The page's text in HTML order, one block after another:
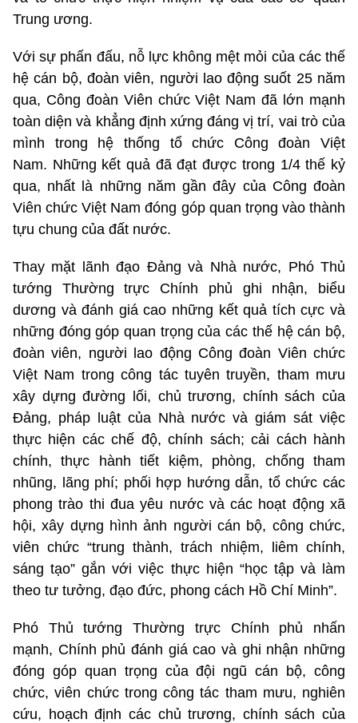
Trung ương.
Với sự phấn đấu, nỗ lực không mệt mỏi của các thế
hệ cán bộ, đoàn viên, người lao động suốt 25 năm
qua, Công đoàn Viên chức Việt Nam đã lớn mạnh
toàn diện và khẳng định xứng đáng vị trí, vai trò của
mình trong hệ thống tổ chức Công đoàn Việt
Nam. Những kết quả đã đạt được trong 1/4 thế kỷ
qua, nhất là những năm gần đây của Công đoàn
Viên chức Việt Nam đóng góp quan trọng vào thành
tựu chung của đất nước.
Thay mặt lãnh đạo Đảng và Nhà nước, Phó Thủ
tướng Thường trực Chính phủ ghi nhận, biểu
dương và đánh giá cao những kết quả tích cực và
những đóng góp quan trọng của các thế hệ cán bộ,
đoàn viên, người lao động Công đoàn Viên chức
Việt Nam trong công tác tuyên truyền, tham mưu
xây dựng đường lối, chủ trương, chính sách của
Đảng, pháp luật của Nhà nước và giám sát việc
thực hiện các chế độ, chính sách; cải cách hành
chính, thực hành tiết kiệm, phòng, chống tham
nhũng, lãng phí; phối hợp hướng dẫn, tổ chức các
phong trào thi đua yêu nước và các hoạt động xã
hội, xây dựng hình ảnh người cán bộ, công chức,
viên chức “trung thành, trách nhiệm, liêm chính,
sáng tạo” gắn với việc thực hiện “học tập và làm
theo tư tưởng, đạo đức, phong cách Hồ Chí Minh”.
Phó Thủ tướng Thường trực Chính phủ nhấn
mạnh, Chính phủ đánh giá cao và ghi nhận những
đóng góp quan trọng của đội ngũ cán bộ, công
chức, viên chức trong công tác tham mưu, nghiên
cứu, hoạch định các chủ trương, chính sách của